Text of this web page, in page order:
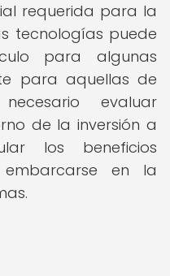
requerida para la
tecnologías puede
para algunas
para aquellas de
evaluar
de la inversión a
los beneficios
en la